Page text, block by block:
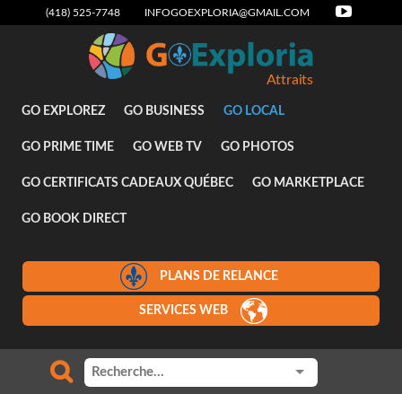
(418) 525-7748 INFOGOEXPLORIA@GMAIL.COM
Attraits
GO EXPLOREZ GO BUSINESS GO LOCAL
GO PRIME TIME GO WEB TV GO PHOTOS
GO CERTIFICATS CADEAUX QUÉBEC GO MARKETPLACE
GO BOOK DIRECT
PLANS DE RELANCE
SERVICES WEB